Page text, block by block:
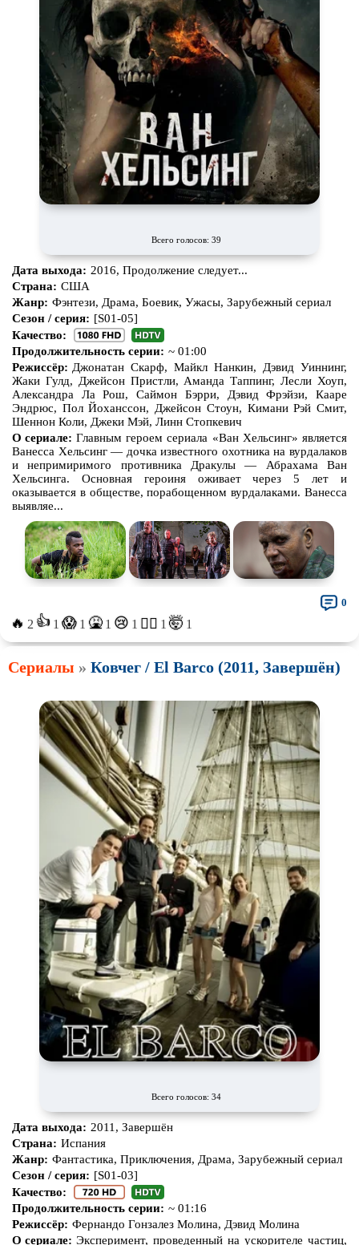
Всего голосов: 39
Дата выхода: 2016, Продолжение следует...
Страна: США
Жанр: Фэнтези, Драма, Боевик, Ужасы, Зарубежный сериал
Сезон / серия: [S01-05]
Качество:
Продолжительность серии: ~ 01:00
Режиссёр: Джонатан Скарф, Майкл Нанкин, Дэвид Уиннинг,
Жаки Гулд, Джейсон Пристли, Аманда Таппинг, Лесли Хоуп,
Александра Ла Рош, Саймон Бэрри, Дэвид Фрэйзи, Кааре
Эндрюс, Пол Йоханссон, Джейсон Стоун, Кимани Рэй Смит,
Шеннон Коли, Джеки Мэй, Линн Стопкевич
О сериале: Главным героем сериала «Ван Хельсинг» является
Ванесса Хельсинг — дочка известного охотника на вурдалаков
и непримиримого противника Дракулы — Абрахама Ван
Хельсинга. Основная героиня оживает через 5 лет и
оказывается в обществе, порабощенном вурдалаками. Ванесса
выявляе...
🔥 2 👍 1 😱 1 🤮 1 😢 1 😵‍💫 1 🤯 1
0
Сериалы » Ковчег / El Barco (2011, Завершён)
Всего голосов: 34
Дата выхода: 2011, Завершён
Страна: Испания
Жанр: Фантастика, Приключения, Драма, Зарубежный сериал
Сезон / серия: [S01-03]
Качество:
Продолжительность серии: ~ 01:16
Режиссёр: Фернандо Гонзалез Молина, Дэвид Молина
О сериале: Эксперимент, проведенный на ускорителе частиц,